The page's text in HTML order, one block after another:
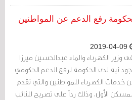
رفع الدعم عن المواطنين
وزير الكهرباء والماء عبدالحسين ميرزا
نية لدى الحكومة لرفع الدعم الحكومي
خدمات الكهرباء للمواطنين والتي تقدم
الأول، وذلك رداً على تصريح للنائب